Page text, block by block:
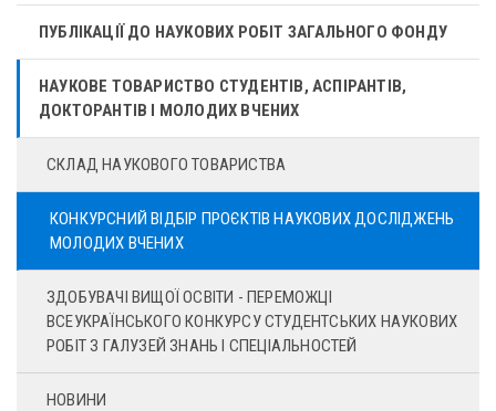
ПУБЛІКАЦІЇ ДО НАУКОВИХ РОБІТ ЗАГАЛЬНОГО ФОНДУ
НАУКОВЕ ТОВАРИСТВО СТУДЕНТІВ, АСПІРАНТІВ,
ДОКТОРАНТІВ І МОЛОДИХ ВЧЕНИХ
СКЛАД НАУКОВОГО ТОВАРИСТВА
КОНКУРСНИЙ ВІДБІР ПРОЄКТІВ НАУКОВИХ ДОСЛІДЖЕНЬ
МОЛОДИХ ВЧЕНИХ
ЗДОБУВАЧІ ВИЩОЇ ОСВІТИ - ПЕРЕМОЖЦІ
ВСЕУКРАЇНСЬКОГО КОНКУРСУ СТУДЕНТСЬКИХ НАУКОВИХ
РОБІТ З ГАЛУЗЕЙ ЗНАНЬ І СПЕЦІАЛЬНОСТЕЙ
НОВИНИ